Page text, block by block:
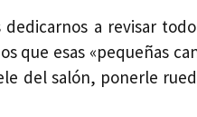
a revisar
que esas «pequeñas
del salón, ponerle